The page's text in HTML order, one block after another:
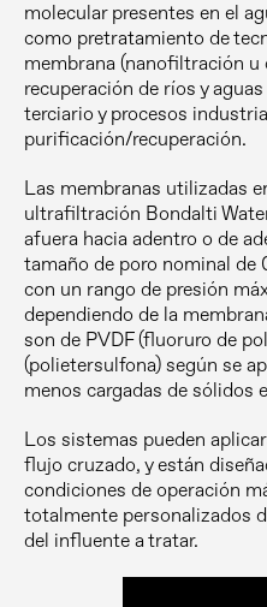
molecular presentes en el
como pretratamiento de
membrana (nanofiltración u
recuperación de ríos y
terciario y procesos
purificación/recuperación.
Las membranas utilizadas
ultrafiltración Bondalti
afuera hacia adentro o de
tamaño de poro nominal de
con un rango de presión
dependiendo de la
son de PVDF (fluoruro de
(polietersulfona) según se
menos cargadas de sólidos
Los sistemas pueden
flujo cruzado, y están
condiciones de operación
totalmente personalizados
del influente a tratar.